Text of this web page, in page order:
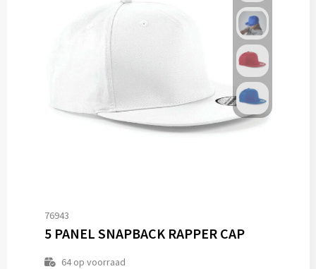
76943
5 PANEL SNAPBACK RAPPER CAP
64op voorraad